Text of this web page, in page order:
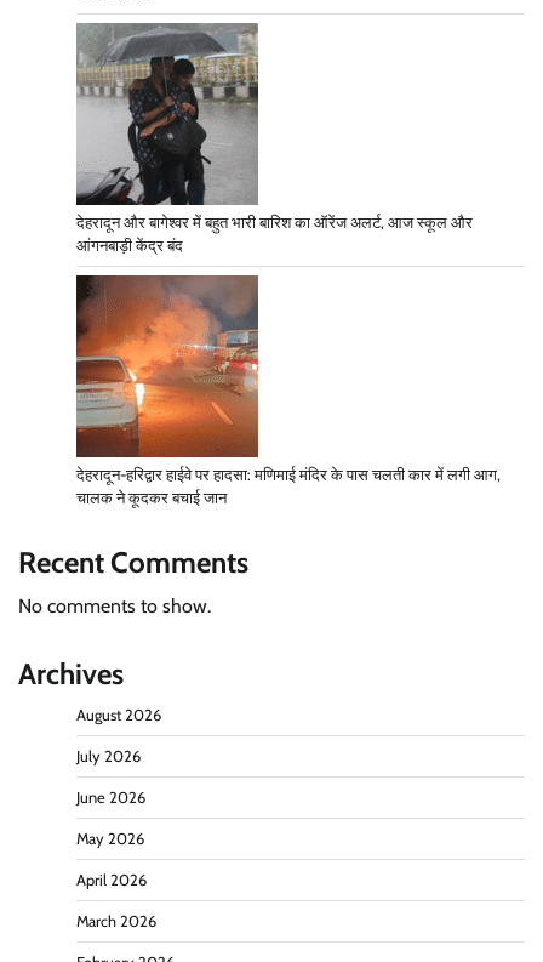
देहरादून और बागेश्वर में बहुत भारी बारिश का ऑरेंज अलर्ट, आज स्कूल और
आंगनबाड़ी केंद्र बंद
देहरादून-हरिद्वार हाईवे पर हादसा: मणिमाई मंदिर के पास चलती कार में लगी आग,
चालक ने कूदकर बचाई जान
Recent Comments
No comments to show.
Archives
August 2026
July 2026
June 2026
May 2026
April 2026
March 2026